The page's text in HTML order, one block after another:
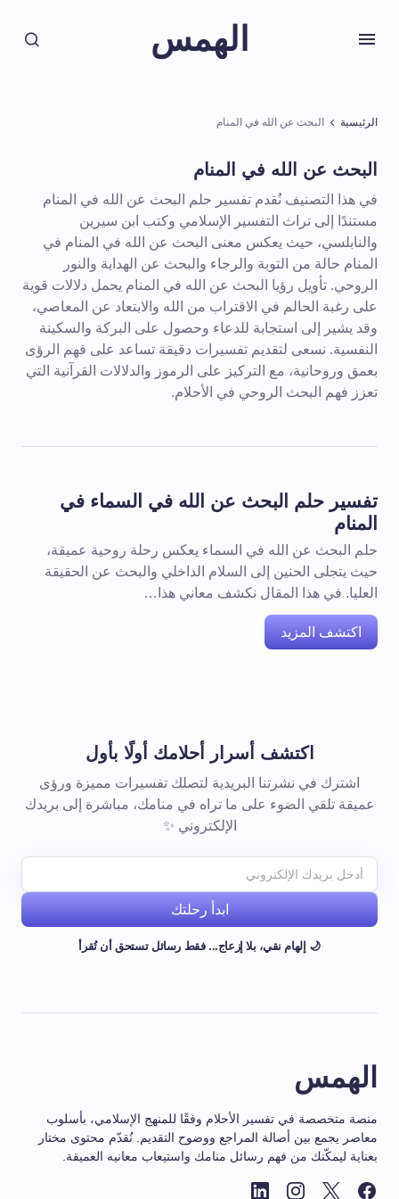
الهمس
الرئيسية البحث عن الله في المنام
البحث عن الله في المنام
في هذا التصنيف نُقدم تفسير حلم البحث عن الله في المنام
مستندًا إلى تراث التفسير الإسلامي وكتب ابن سيرين
والنابلسي، حيث يعكس معنى البحث عن الله في المنام في
المنام حالة من التوبة والرجاء والبحث عن الهداية والنور
الروحي. تأويل رؤيا البحث عن الله في المنام يحمل دلالات قوية
على رغبة الحالم في الاقتراب من الله والابتعاد عن المعاصي،
وقد يشير إلى استجابة للدعاء وحصول على البركة والسكينة
النفسية. نسعى لتقديم تفسيرات دقيقة تساعد على فهم الرؤى
بعمق وروحانية، مع التركيز على الرموز والدلالات القرآنية التي
تعزز فهم البحث الروحي في الأحلام.
تفسير حلم البحث عن الله في السماء في
المنام
حلم البحث عن الله في السماء يعكس رحلة روحية عميقة،
حيث يتجلى الحنين إلى السلام الداخلي والبحث عن الحقيقة
العليا. في هذا المقال نكشف معاني هذا…
اكتشف المزيد
اكتشف أسرار أحلامك أولًا بأول
اشترك في نشرتنا البريدية لتصلك تفسيرات مميزة ورؤى
عميقة تلقي الضوء على ما تراه في منامك، مباشرة إلى بريدك
الإلكتروني ✨
ابدأ رحلتك
🌙 إلهام نقي، بلا إزعاج... فقط رسائل تستحق أن تُقرأ
الهمس
منصة متخصصة في تفسير الأحلام وفقًا للمنهج الإسلامي، بأسلوب
معاصر يجمع بين أصالة المراجع ووضوح التقديم. نُقدّم محتوى مختار
بعناية ليمكّنك من فهم رسائل منامك واستيعاب معانيه العميقة.